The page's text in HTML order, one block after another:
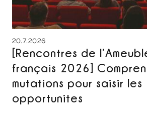
20.7.2026
[Rencontres de
français 2026]
mutations pour saisir les
opportunites